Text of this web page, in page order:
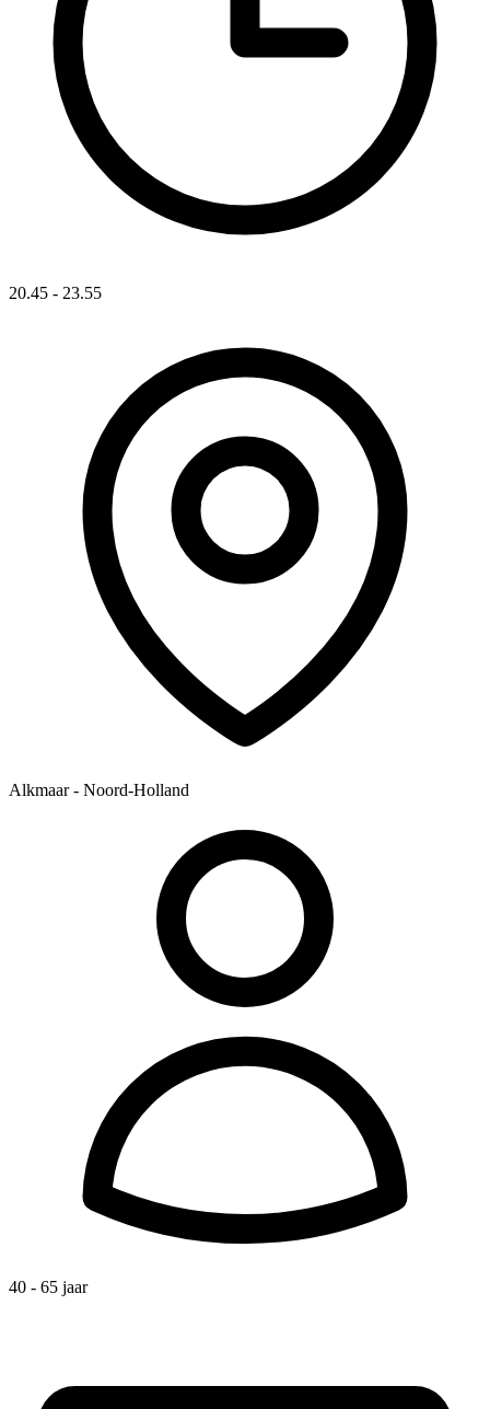
20.45 - 23.55
Alkmaar - Noord-Holland
40 - 65 jaar